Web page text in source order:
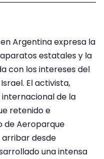
Argentina expresa la
estatales y la
con los intereses del
El activista,
de la
retenido e
de Aeroparque
desde
una intensa